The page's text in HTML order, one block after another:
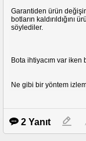
Garantiden ürün
botların kaldırıldığını
söylediler.
Bota ihtiyacım var iken
Ne gibi bir yöntem
2 Yanıt